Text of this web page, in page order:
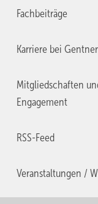
Fachbeiträge
Karriere bei Gentner
Mitgliedschaften
Engagement
RSS-Feed
Veranstaltungen /